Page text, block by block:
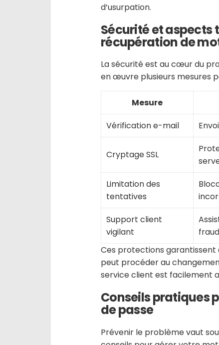
d’usurpation.
Sécurité et aspects
récupération de
La sécurité est au cœur du
en œuvre plusieurs mesures
Mesure
Vérification e-mail
Cryptage SSL
Limitation des
tentatives
Support client
vigilant
Ces protections
peut procéder au
service client est facilement
Conseils pratiques
de passe
Prévenir le problème vaut